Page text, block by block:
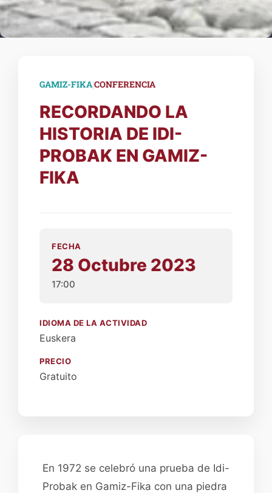
En 1972 se celebró una prueba de Idi-
Probak en Gamiz-Fika con una piedra
GAMIZ-FIKA|CONFERENCIA
RECORDANDO LA
HISTORIA DE IDI-
PROBAK EN GAMIZ-
FIKA
FECHA
28 Octubre 2023
17:00
IDIOMA DE LA ACTIVIDAD
Euskera
PRECIO
Gratuito